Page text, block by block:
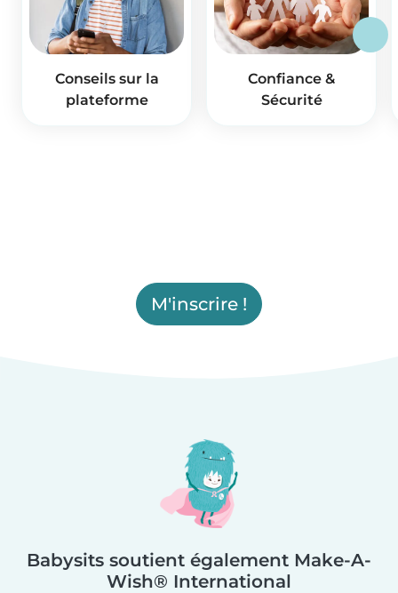
Conseils sur la
plateforme
Confiance &
Sécurité
M'inscrire !
Babysits soutient également Make-A-
Wish® International